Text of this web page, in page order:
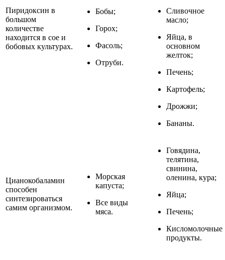
Пиридоксин в
большом
количестве
находится в сое и
бобовых культурах.
Бобы;
Горох;
Фасоль;
Отруби.
Сливочное
масло;
Яйца, в
основном
желток;
Печень;
Картофель;
Дрожжи;
Бананы.
Цианокобаламин
способен
синтезироваться
самим организмом.
Морская
капуста;
Все виды
мяса.
Говядина,
телятина,
свинина,
оленина, кура;
Яйца;
Печень;
Кисломолочные
продукты.